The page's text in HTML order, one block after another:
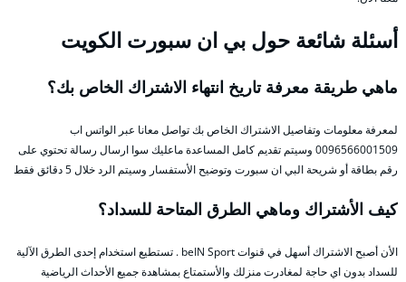
أسئلة شائعة حول بي ان سبورت الكويت
ماهي طريقة معرفة تاريخ انتهاء الاشتراك الخاص بك؟
لمعرفة معلومات وتفاصيل الاشتراك الخاص بك تواصل معانا عبر الواتس اب
0096566001509 وسيتم تقديم كامل المساعدة ماعليك سوا ارسال رسالة تحتوي على
رقم بطاقة أو شريحة البي ان سبورت وتوضيح الأستفسار وسيتم الرد خلال 5 دقائق فقط
كيف الأشتراك وماهي الطرق المتاحة للسداد؟
الأن أصبح الاشتراك أسهل في قنوات beIN Sport . تستطيع استخدام إحدى الطرق الآلية
للسداد بدون اي حاجة لمغادرت منزلك والأستمتاع بمشاهدة جميع الأحداث الرياضية